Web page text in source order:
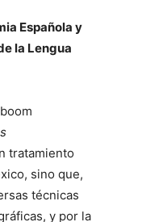
Española y
la Lengua
tratamiento
sino que,
técnicas
y por la